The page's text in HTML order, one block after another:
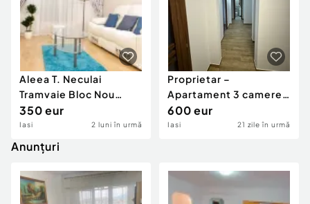
Aleea T. Neculai
Tramvaie Bloc Nou
Apartament Liber
350 eur
Iasi 2 luni în urmă
Proprietar –
Apartament 3 camere
decomandat Podu Roș
600 eur
Iasi 21 zile în urmă
Anunțuri